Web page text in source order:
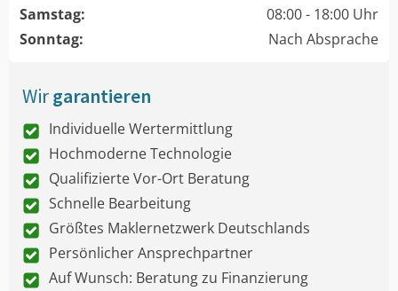
Samstag:
08:00 - 18:00 Uhr
Sonntag:
Nach Absprache
Wirgarantieren
Individuelle Wertermittlung
Hochmoderne Technologie
Qualifizierte Vor-Ort Beratung
Schnelle Bearbeitung
Größtes Maklernetzwerk Deutschlands
Persönlicher Ansprechpartner
Auf Wunsch: Beratung zu Finanzierung